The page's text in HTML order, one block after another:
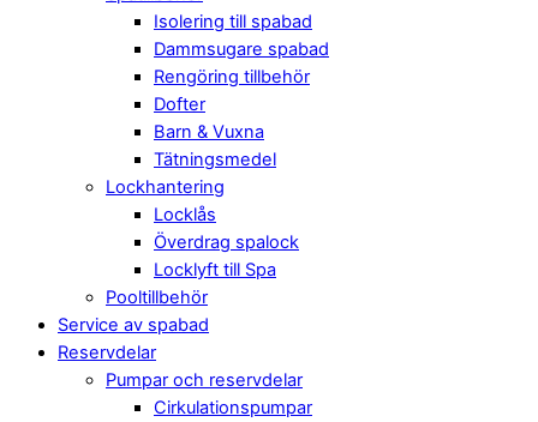
Isolering till spabad
Dammsugare spabad
Rengöring tillbehör
Dofter
Barn & Vuxna
Tätningsmedel
Lockhantering
Locklås
Överdrag spalock
Locklyft till Spa
Pooltillbehör
Service av spabad
Reservdelar
Pumpar och reservdelar
Cirkulationspumpar